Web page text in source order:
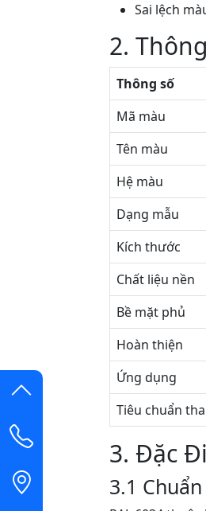
Sai lệch
2.
Thông số
Mã màu
Tên màu
Hệ màu
Dạng mẫu
Kích thước
Chất liệu nền
Bề mặt phủ
Hoàn thiện
Ứng dụng
Tiêu chuẩn
3. Đặc
3.1